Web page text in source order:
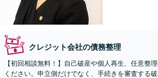
クレジット会社の債務整理
【初回相談無料！】自己破産や個人再生、任意整
ください。申立側だけでなく、手続きを審査する